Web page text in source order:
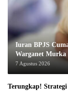
Iuran BPJS
Warganet Murka
7 Agustus 2026
Terungkap!